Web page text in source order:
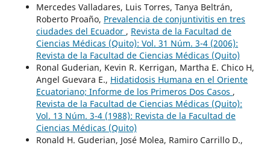
Mercedes Valladares, Luis Torres, Tanya Beltrán,
Roberto Proaño, Prevalencia de conjuntivitis en tres
ciudades del Ecuador , Revista de la Facultad de
Ciencias Médicas (Quito): Vol. 31 Núm. 3-4 (2006):
Revista de la Facultad de Ciencias Médicas (Quito)
Ronal Guderian, Kevin R. Kerrigan, Martha E. Chico H,
Angel Guevara E., Hidatidosis Humana en el Oriente
Ecuatoriano; Informe de los Primeros Dos Casos ,
Revista de la Facultad de Ciencias Médicas (Quito):
Vol. 13 Núm. 3-4 (1988): Revista de la Facultad de
Ciencias Médicas (Quito)
Ronald H. Guderian, José Molea, Ramiro Carrillo D.,